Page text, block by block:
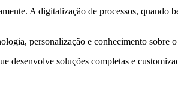
A digitalização de processos, quando
personalização e conhecimento sobre
desenvolve soluções completas e